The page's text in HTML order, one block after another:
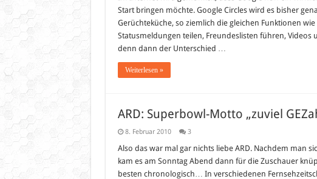
Start bringen möchte. Google Circles wird es bisher
Gerüchteküche, so ziemlich die gleichen Funktionen
Statusmeldungen teilen, Freundeslisten führen, Videos
denn dann der Unterschied …
Weiterlesen »
ARD: Superbowl-Motto „zuviel
8. Februar 2010 3
Also das war mal gar nichts liebe ARD. Nachdem man
kam es am Sonntag Abend dann für die Zuschauer
besten chronologisch… In verschiedenen